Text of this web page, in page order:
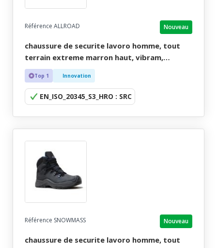
Référence ALLROAD Nouveau
chaussure de securite lavoro homme, tout
terrain extreme marron haut, vibram,
sympatex - ce en iso 20345 s3 hro src - 39/47
Top 1 Innovation
EN_ISO_20345_S3_HRO : SRC
Référence SNOWMASS Nouveau
chaussure de securite lavoro homme, tout